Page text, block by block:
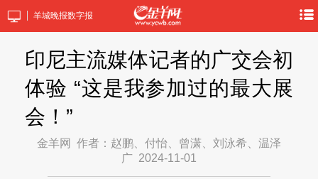
羊城晚报数字报
印尼主流媒体记者的广交会初
体验 “这是我参加过的最大展
会！”
金羊网
作者：赵鹏、付怡、曾潇、刘泳希、温泽
广 2024-11-01